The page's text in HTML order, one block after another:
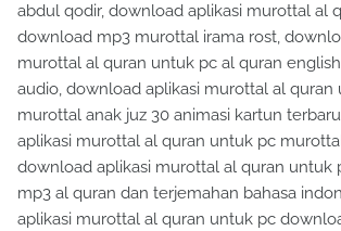
abdul qodir, download aplikasi murottal al
download mp3 murottal irama rost,
murottal al quran untuk pc al quran
audio, download aplikasi murottal al quran
murottal anak juz 30 animasi kartun
aplikasi murottal al quran untuk pc
download aplikasi murottal al quran untuk
mp3 al quran dan terjemahan bahasa
aplikasi murottal al quran untuk pc